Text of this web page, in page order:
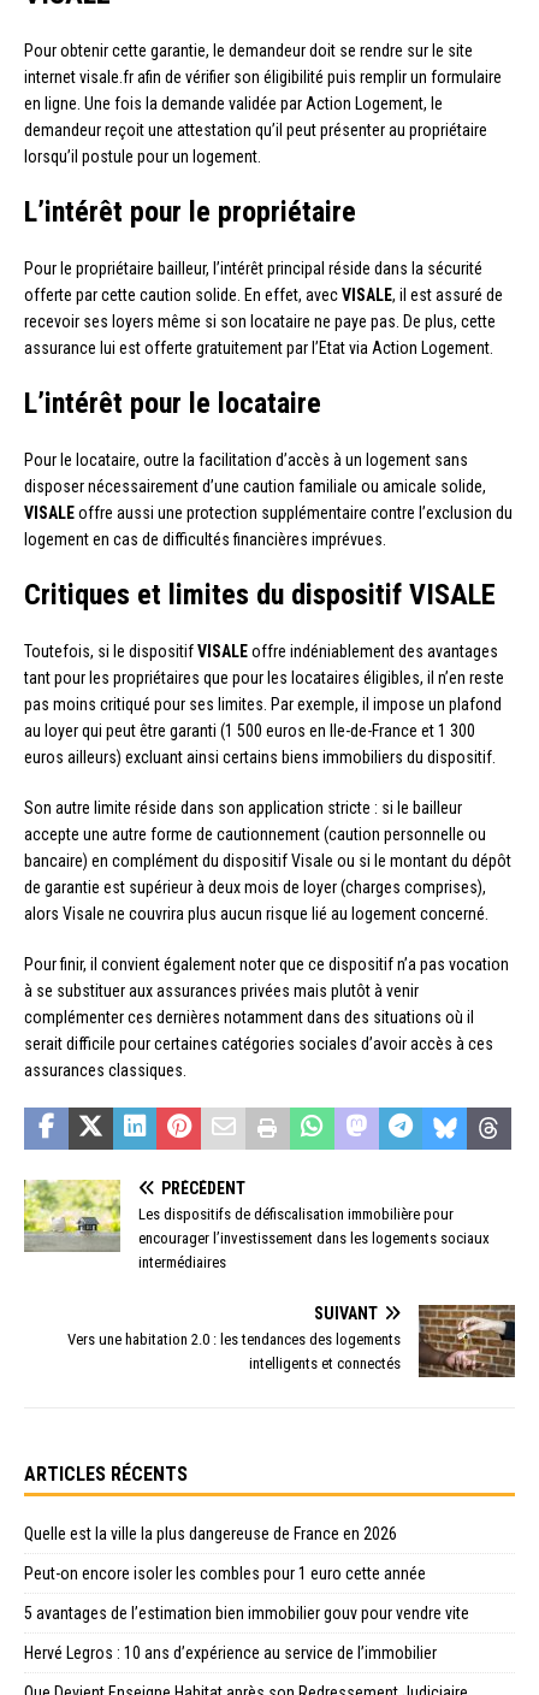
Pour obtenir cette garantie, le demandeur doit se rendre sur le site
internet visale.fr afin de vérifier son éligibilité puis remplir un formulaire
en ligne. Une fois la demande validée par Action Logement, le
demandeur reçoit une attestation qu’il peut présenter au propriétaire
lorsqu’il postule pour un logement.
L’intérêt pour le propriétaire
Pour le propriétaire bailleur, l’intérêt principal réside dans la sécurité
offerte par cette caution solide. En effet, avecVISALE, il est assuré de
recevoir ses loyers même si son locataire ne paye pas. De plus, cette
assurance lui est offerte gratuitement par l’Etat via Action Logement.
L’intérêt pour le locataire
Pour le locataire, outre la facilitation d’accès à un logement sans
disposer nécessairement d’une caution familiale ou amicale solide,
VISALEoffre aussi une protection supplémentaire contre l’exclusion du
logement en cas de difficultés financières imprévues.
Critiques et limites du dispositif VISALE
Toutefois, si le dispositifVISALEoffre indéniablement des avantages
tant pour les propriétaires que pour les locataires éligibles, il n’en reste
pas moins critiqué pour ses limites. Par exemple, il impose un plafond
au loyer qui peut être garanti (1 500 euros en Ile-de-France et 1 300
euros ailleurs) excluant ainsi certains biens immobiliers du dispositif.
Son autre limite réside dans son application stricte : si le bailleur
accepte une autre forme de cautionnement (caution personnelle ou
bancaire) en complément du dispositif Visale ou si le montant du dépôt
de garantie est supérieur à deux mois de loyer (charges comprises),
alors Visale ne couvrira plus aucun risque lié au logement concerné.
Pour finir, il convient également noter que ce dispositif n’a pas vocation
à se substituer aux assurances privées mais plutôt à venir
complémenter ces dernières notamment dans des situations où il
serait difficile pour certaines catégories sociales d’avoir accès à ces
assurances classiques.
PRÉCÉDENT
Les dispositifs de défiscalisation immobilière pour
encourager l’investissement dans les logements sociaux
intermédiaires
SUIVANT
Vers une habitation 2.0 : les tendances des logements
intelligents et connectés
ARTICLES RÉCENTS
Quelle est la ville la plus dangereuse de France en 2026
Peut-on encore isoler les combles pour 1 euro cette année
5 avantages de l’estimation bien immobilier gouv pour vendre vite
Hervé Legros : 10 ans d’expérience au service de l’immobilier